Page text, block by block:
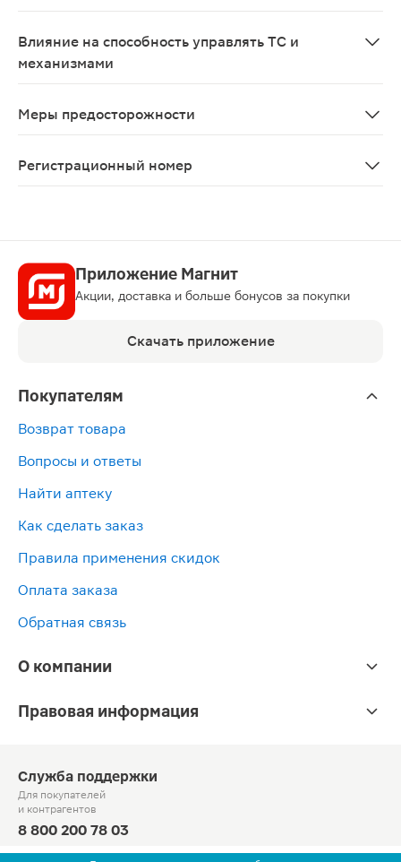
Влияние на способность управлять ТС и
механизмами
Меры предосторожности
Регистрационный номер
Приложение Магнит
Акции, доставка и больше бонусов за покупки
Скачать приложение
Покупателям
Возврат товара
Вопросы и ответы
Найти аптеку
Как сделать заказ
Правила применения скидок
Оплата заказа
Обратная связь
О компании
Правовая информация
Служба поддержки
Для покупателей
и контрагентов
8 800 200 78 03
Круглосуточно, звонок по России бесплатный